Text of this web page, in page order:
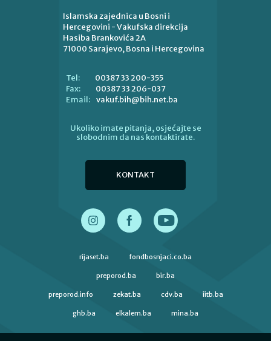
Islamska zajednica u Bosni i
Hercegovini - Vakufska direkcija
Hasiba Brankovića 2A
71000 Sarajevo, Bosna i Hercegovina
Tel:
00387 33 200-355
Fax:
00387 33 206-037
Email: vakuf.bih@bih.net.ba
Ukoliko imate pitanja, osjećajte se
slobodnim da nas kontaktirate.
KONTAKT
rijaset.ba fondbosnjaci.co.ba
preporod.ba bir.ba
preporod.info zekat.ba cdv.ba iitb.ba
ghb.ba elkalem.ba mina.ba